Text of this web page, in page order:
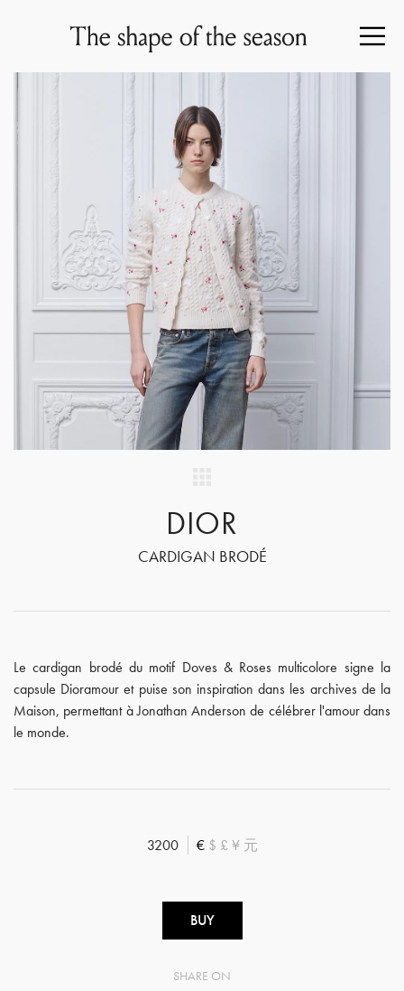
DIOR
CARDIGAN BRODÉ
Le cardigan brodé du motif Doves & Roses multicolore signe la
capsule Dioramour et puise son inspiration dans les archives de la
Maison, permettant à Jonathan Anderson de célébrer l'amour dans
le monde.
3200 € $ £ ¥ 元
BUY
SHARE ON